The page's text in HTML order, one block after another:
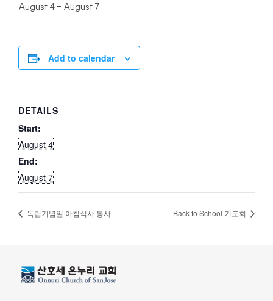
August 4 - August 7
Add to calendar
DETAILS
Start:
August 4
End:
August 7
독립기념일 아침식사 봉사 Back to School 기도회